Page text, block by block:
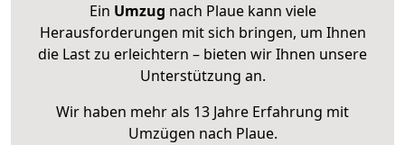
Ein Umzug nach Plaue kann viele
Herausforderungen mit sich bringen, um Ihnen
die Last zu erleichtern – bieten wir Ihnen unsere
Unterstützung an.
Wir haben mehr als 13 Jahre Erfahrung mit
Umzügen nach Plaue.